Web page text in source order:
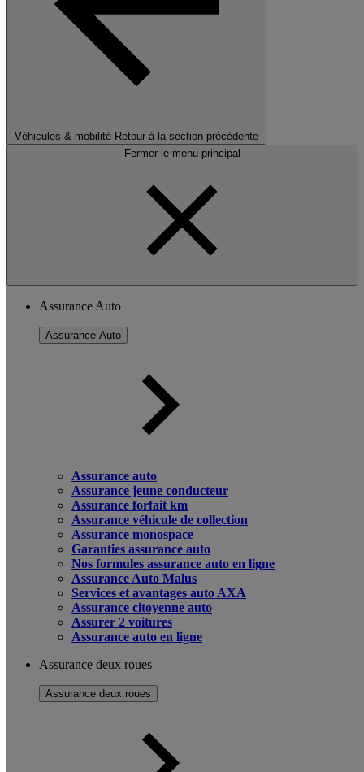
Véhicules & mobilité Retour à la section précédente
Fermer le menu principal
Assurance Auto
Assurance Auto
Assurance auto
Assurance jeune conducteur
Assurance forfait km
Assurance véhicule de collection
Assurance monospace
Garanties assurance auto
Nos formules assurance auto en ligne
Assurance Auto Malus
Services et avantages auto AXA
Assurance citoyenne auto
Assurer 2 voitures
Assurance auto en ligne
Assurance deux roues
Assurance deux roues